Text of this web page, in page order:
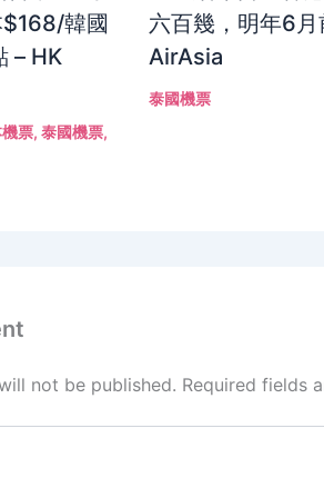
韓國
– HK
票, 泰國機票,
六百幾，明年6月
AirAsia
泰國機票
not be published. Required fields